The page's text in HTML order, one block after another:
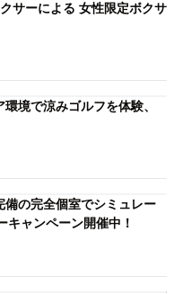
サーによる 女性限定ボクサ
境で涼みゴルフを体験、
の完全個室でシミュレー
ャンペーン開催中！